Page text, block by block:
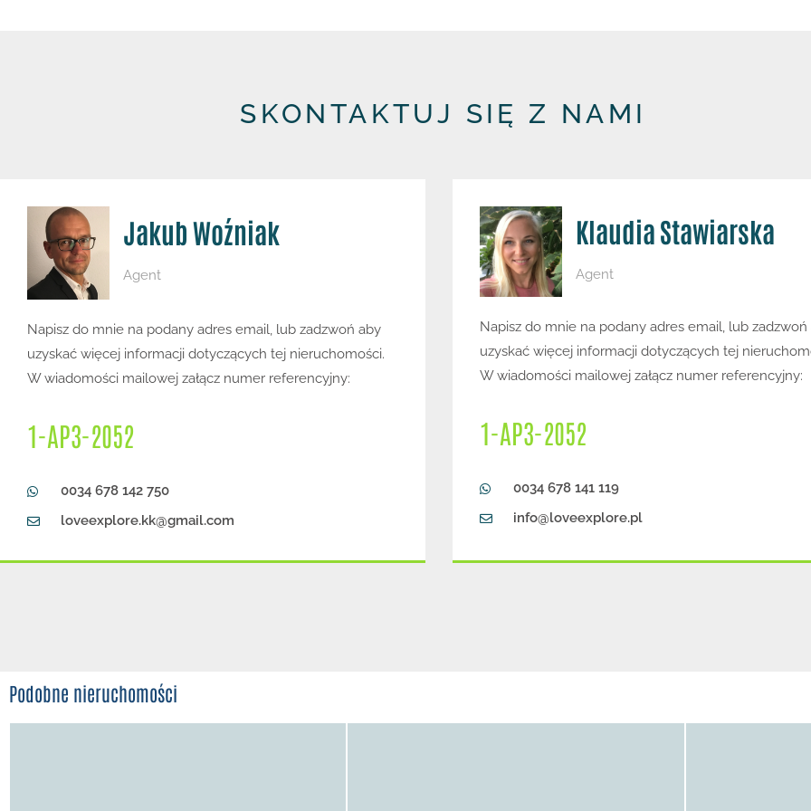
SKONTAKTUJ SIĘ Z NAMI
Jakub Woźniak
Agent
Napisz do mnie na podany adres email, lub zadzwoń aby
uzyskać więcej informacji dotyczących tej nieruchomości.
W wiadomości mailowej załącz numer referencyjny:
1-AP3-2052
0034 678 142 750
loveexplore.kk@gmail.com
Klaudia Stawiarska
Agent
Napisz do mnie na podany adres email, lub zadzwoń
uzyskać więcej informacji dotyczących tej
W wiadomości mailowej załącz numer referencyjny:
1-AP3-2052
0034 678 141 119
info@loveexplore.pl
Podobne nieruchomości